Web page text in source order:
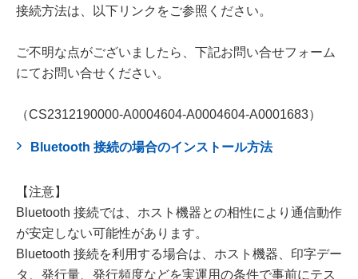
接続方法は、以下リンクをご参照ください。
ご不明な点がございましたら、下記お問い合せフォーム
にてお問い合せください。
（CS2312190000-A0004604-A0004604-A0001683）
Bluetooth 接続の場合のインストール方法
【注意】
Bluetooth 接続では、ホスト機器との相性により通信動作
が安定しない可能性があります。
Bluetooth 接続を利用する場合は、ホスト機器、印字デー
タ、発行量、発行頻度などを実運用の条件で事前にテス